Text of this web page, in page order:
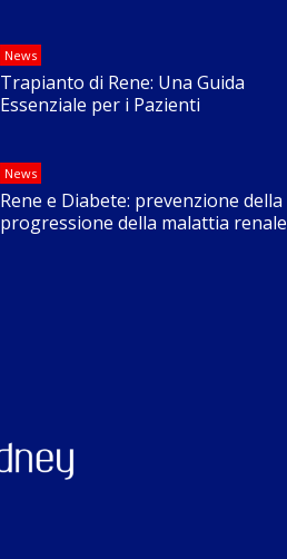
News
Trapianto di Rene: Una Guida
Essenziale per i Pazienti
News
Rene e Diabete: prevenzione della
progressione della malattia renale